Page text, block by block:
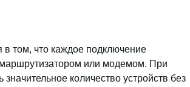
в том, что каждое подключение
или модемом. При
количество устройств без